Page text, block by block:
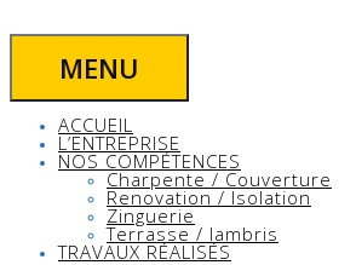
MENU
ACCUEIL
L’ENTREPRISE
NOS COMPÉTENCES
Charpente / Couverture
Renovation / Isolation
Zinguerie
Terrasse / lambris
TRAVAUX RÉALISÉS